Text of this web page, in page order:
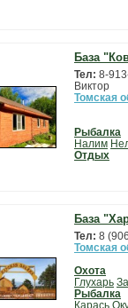
База
Тел: 8-
Виктор
Томская
Рыбалка
Налим
Отдых
База
Тел: 8
Томская
Охота
Глухарь
Рыбалка
Карась